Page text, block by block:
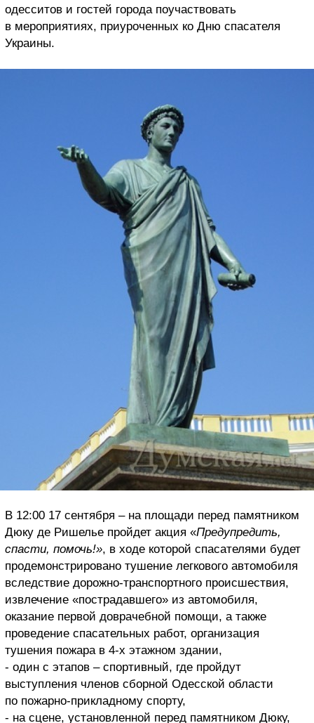
одесситов и гостей города поучаствовать
в мероприятиях, приуроченных ко Дню спасателя
Украины.
В 12:00 17 сентября – на площади перед памятником
Дюку де Ришелье пройдет акция «Предупредить,
спасти, помочь!», в ходе которой спасателями будет
продемонстрировано тушение легкового автомобиля
вследствие дорожно-транспортного происшествия,
извлечение «пострадавшего» из автомобиля,
оказание первой доврачебной помощи, а также
проведение спасательных работ, организация
тушения пожара в 4-х этажном здании,
- один с этапов – спортивный, где пройдут
выступления членов сборной Одесской области
по пожарно-прикладному спорту,
- на сцене, установленной перед памятником Дюку,